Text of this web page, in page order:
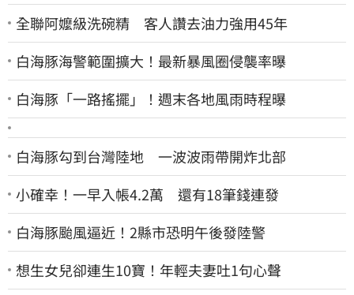
全聯阿嬤級洗碗精 客人讚去油力強用45年
白海豚海警範圍擴大！最新暴風圈侵襲率曝
白海豚「一路搖擺」！週末各地風雨時程曝
白海豚勾到台灣陸地 一波波雨帶開炸北部
小確幸！一早入帳4.2萬 還有18筆錢連發
白海豚颱風逼近！2縣市恐明午後發陸警
想生女兒卻連生10寶！年輕夫妻吐1句心聲